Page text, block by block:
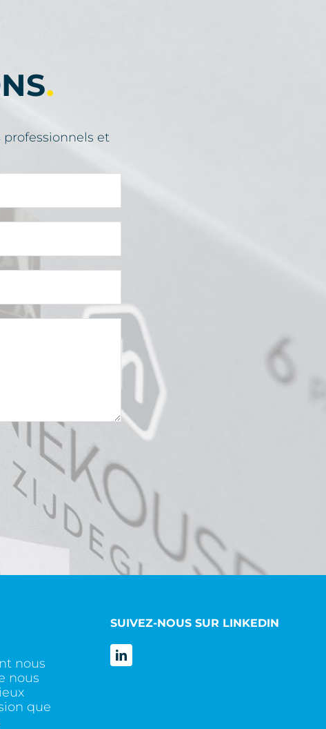
.
professionnels et
nous
nous
que
SUIVEZ-NOUS SUR LINKEDIN